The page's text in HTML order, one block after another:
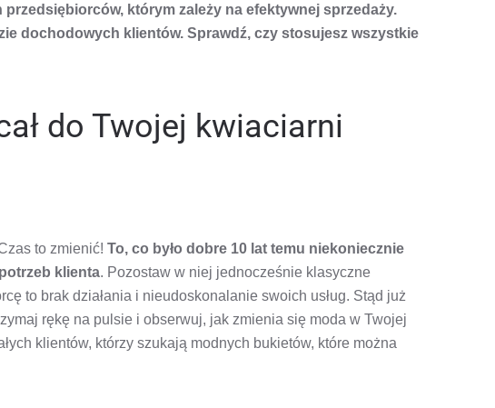
SPOSOBY
NA
TO,
KWIACIARNI
którym zależy na efektywnej sprzedaży.
dochodowych klientów. Sprawdź, czy stosujesz wszystkie
do Twojej kwiaciarni
to zmienić! To, co było dobre 10 lat temu niekoniecznie
klienta. Pozostaw w niej jednocześnie klasyczne
to brak działania i nieudoskonalanie swoich usług. Stąd już
rękę na pulsie i obserwuj, jak zmienia się moda w Twojej
klientów, którzy szukają modnych bukietów, które można